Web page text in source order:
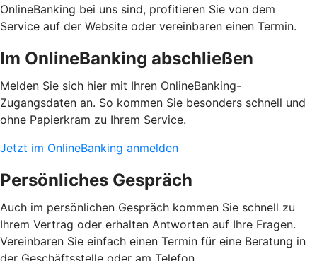
OnlineBanking bei uns sind, profitieren Sie von dem
Service auf der Website oder vereinbaren einen Termin.
Im OnlineBanking abschließen
Melden Sie sich hier mit Ihren OnlineBanking-
Zugangsdaten an. So kommen Sie besonders schnell und
ohne Papierkram zu Ihrem Service.
Jetzt im OnlineBanking anmelden
Persönliches Gespräch
Auch im persönlichen Gespräch kommen Sie schnell zu
Ihrem Vertrag oder erhalten Antworten auf Ihre Fragen.
Vereinbaren Sie einfach einen Termin für eine Beratung in
der Geschäftsstelle oder am Telefon.